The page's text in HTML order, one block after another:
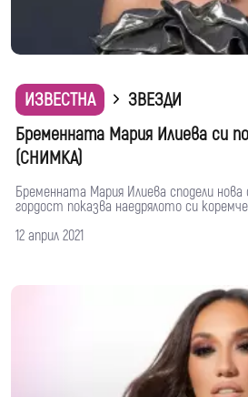
ИЗВЕСТНА
ЗВЕЗДИ
Бременната Мария Илиева си
(СНИМКА)
Бременната Мария Илиева сподели
гордост показва наедрялото си
12 април 2021